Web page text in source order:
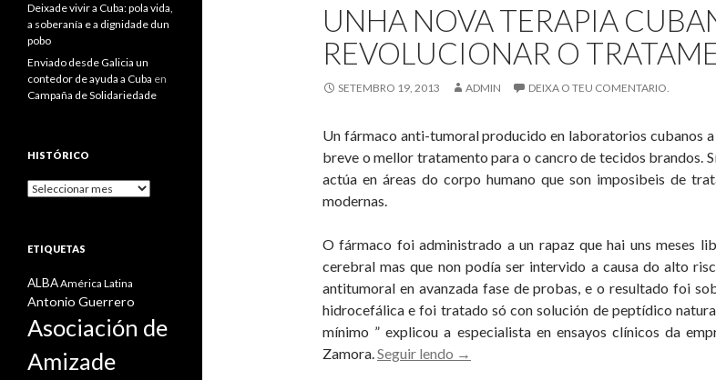
100.000
millóns
décadas
UNHA NOVA TERAPIA
REVOLUCIONAR O
SETEMBRO 19, 2013 ADMIN DEIXA O TEU COMENTARIO.
Un fármaco anti-tumoral producido en laboratorios cubanos
breve o mellor tratamento para o cancro de tecidos brandos.
actúa en áreas do corpo humano que son imposibeis de
modernas.
O fármaco foi administrado a un rapaz que hai uns meses
cerebral mas que non podía ser intervido a causa do alto
antitumoral en avanzada fase de probas, e o resultado foi
hidrocefálica e foi tratado só con solución de peptídico
mínimo ” explicou a especialista en ensayos clínicos da
Zamora.Seguir lendo Unha
→
Deixade vivir a Cuba: pola vida,
a soberanía e a dignidade dun
pobo
Enviado desde Galicia un
contedor de ayuda a Cuba en
Campaña de Solidariedade
HISTÓRICO
Histórico
ETIQUETAS
ALBAAmérica Latina
Antonio Guerrero
Asociación de
Amizade